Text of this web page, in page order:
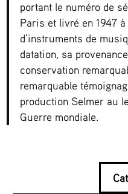
portant le numéro de
Paris et livré en 1947
d’instruments de
datation, sa
conservation
remarquable
production Selmer au
Guerre mondiale.